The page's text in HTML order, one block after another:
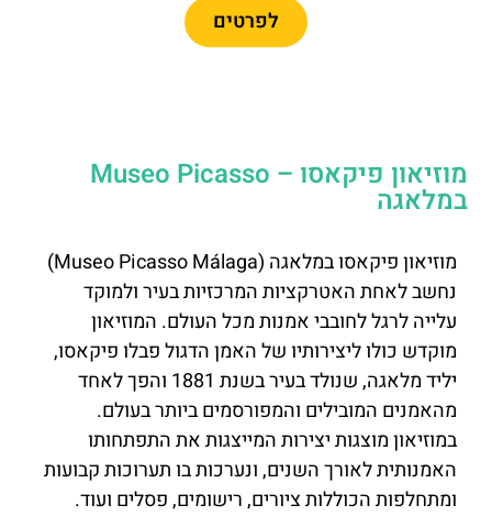
לפרטים
מוזיאון פיקאסו – Museo Picasso
במלאגה
מוזיאון פיקאסו במלאגה (Museo Picasso Málaga)
נחשב לאחת האטרקציות המרכזיות בעיר ולמוקד
עלייה לרגל לחובבי אמנות מכל העולם. המוזיאון
מוקדש כולו ליצירותיו של האמן הדגול פבלו פיקאסו,
יליד מלאגה, שנולד בעיר בשנת 1881 והפך לאחד
מהאמנים המובילים והמפורסמים ביותר בעולם.
במוזיאון מוצגות יצירות המייצגות את התפתחותו
האמנותית לאורך השנים, ונערכות בו תערוכות קבועות
ומתחלפות הכוללות ציורים, רישומים, פסלים ועוד.